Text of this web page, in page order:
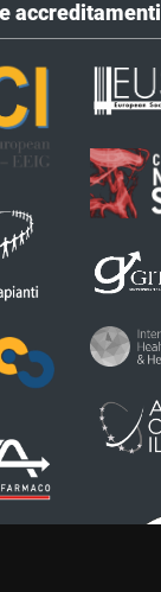
accreditamenti